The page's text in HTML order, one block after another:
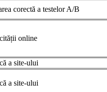
corectă a testelor A/B
online
a site-ului
a site-ului